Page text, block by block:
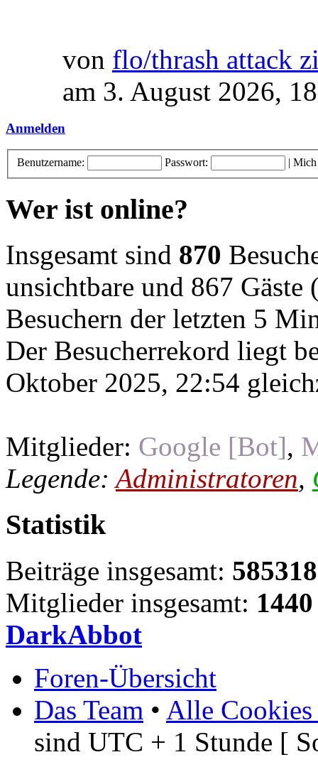
von flo/thrash attack
am 3. August 2026,
Anmelden
Benutzername: Passwort: | Mich
Wer ist online?
Insgesamt sind 870
unsichtbare und 867 Gäste
Besuchern der letzten 5
Der Besucherrekord liegt
Oktober 2025, 22:54
Mitglieder: Google [Bot],
Legende:Administratoren,
Statistik
Beiträge insgesamt: 585318
Mitglieder insgesamt: 1440
DarkAbbot
Foren-Übersicht
Das Team • Alle Cookies
sind UTC + 1 Stunde [